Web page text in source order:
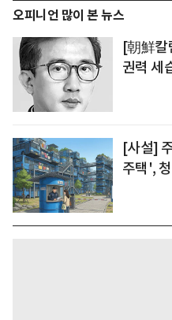
오피니언 많이 본 뉴스
[朝鮮칼
권력 세
[사설]
주택',